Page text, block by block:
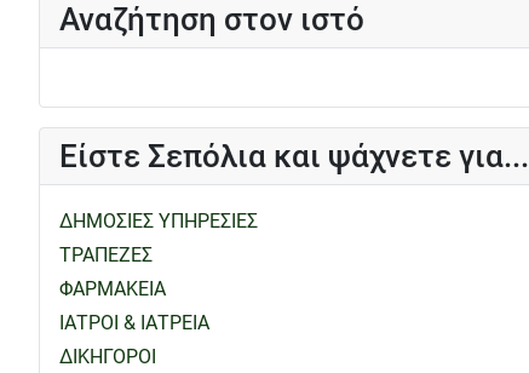
Αναζήτηση στον ιστό
Είστε Σεπόλια και ψάχνετε για...
ΔΗΜΟΣΙΕΣ ΥΠΗΡΕΣΙΕΣ
ΤΡΑΠΕΖΕΣ
ΦΑΡΜΑΚΕΙΑ
ΙΑΤΡΟΙ & ΙΑΤΡΕΙΑ
ΔΙΚΗΓΟΡΟΙ